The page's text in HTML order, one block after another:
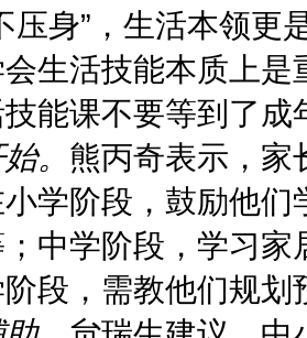
压身”，生活本领更
生活技能本质上是
能课不要等到了成
。 熊丙奇表示，家
学阶段，鼓励他们
中学阶段，学习
段，需教他们规